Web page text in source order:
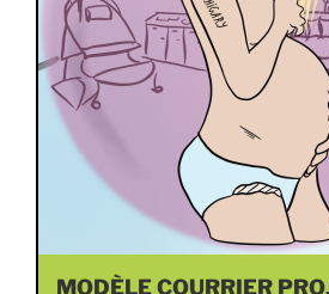
MODÈLE COURRIER